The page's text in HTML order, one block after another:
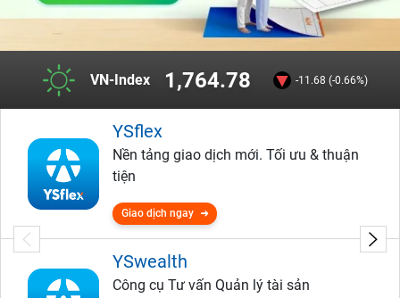
VN-Index 1,764.78 -11.68 (-0.66%)
YSflex
Nền tảng giao dịch mới. Tối ưu & thuận
tiện
Giao dịch ngay
YSwealth
Công cụ Tư vấn Quản lý tài sản